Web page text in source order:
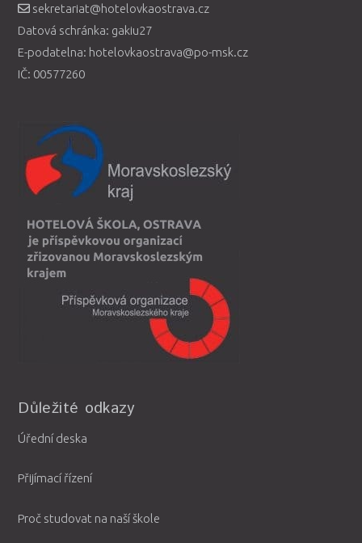
sekretariat@hotelovkaostrava.cz
Datová schránka: gakiu27
E-podatelna: hotelovkaostrava@po-msk.cz
IČ: 00577260
Důležité odkazy
Úřední deska
Přijímací řízení
Proč studovat na naší škole